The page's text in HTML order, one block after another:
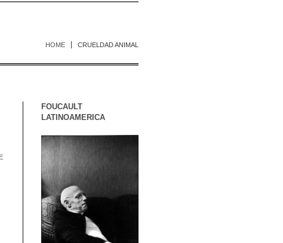
HOME CRUELDAD ANIMAL
FOUCAULT
LATINOAMERICA